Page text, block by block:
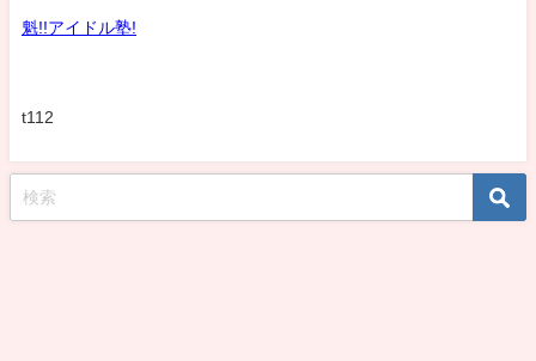
魁!!アイドル塾!
t112